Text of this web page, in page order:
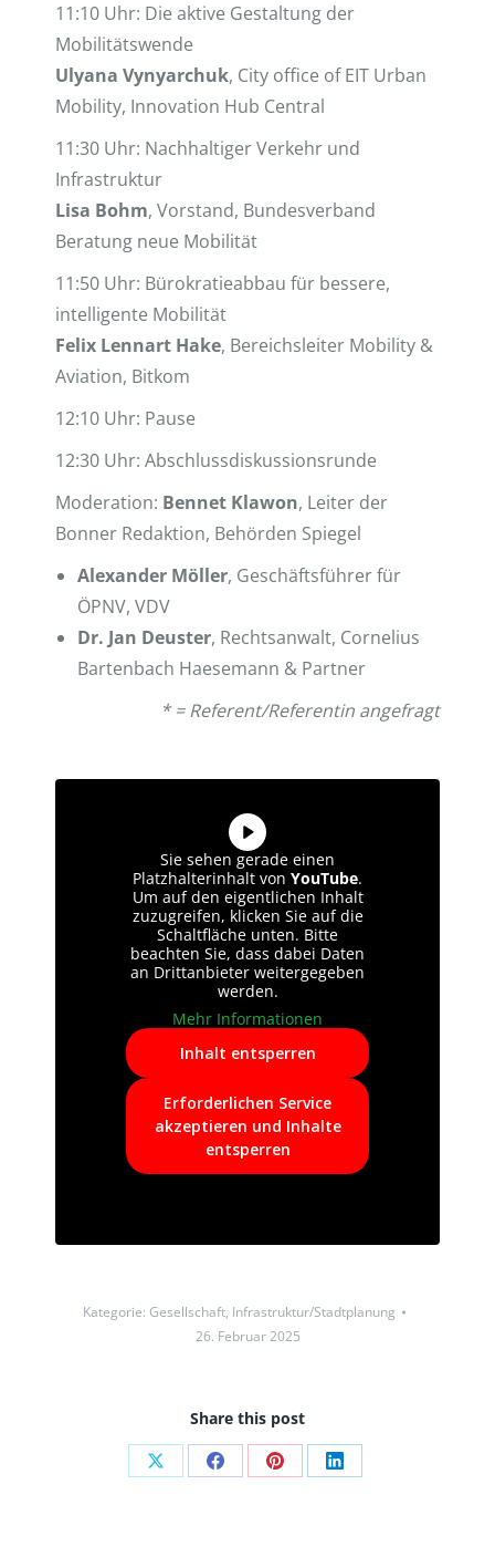
11:10 Uhr: Die aktive Gestaltung der
Mobilitätswende
Ulyana Vynyarchuk, City office of EIT Urban
Mobility, Innovation Hub Central
11:30 Uhr: Nachhaltiger Verkehr und
Infrastruktur
Lisa Bohm, Vorstand, Bundesverband
Beratung neue Mobilität
11:50 Uhr: Bürokratieabbau für bessere,
intelligente Mobilität
Felix Lennart Hake, Bereichsleiter Mobility &
Aviation, Bitkom
12:10 Uhr: Pause
12:30 Uhr: Abschlussdiskussionsrunde
Moderation: Bennet Klawon, Leiter der
Bonner Redaktion, Behörden Spiegel
Alexander Möller, Geschäftsführer für
ÖPNV, VDV
Dr. Jan Deuster, Rechtsanwalt, Cornelius
Bartenbach Haesemann & Partner
* = Referent/Referentin angefragt
Sie sehen gerade einen
Platzhalterinhalt von YouTube.
Um auf den eigentlichen Inhalt
zuzugreifen, klicken Sie auf die
Schaltfläche unten. Bitte
beachten Sie, dass dabei Daten
an Drittanbieter weitergegeben
werden.
Mehr Informationen
Inhalt entsperren
Erforderlichen Service
akzeptieren und Inhalte
entsperren
Kategorie: Gesellschaft, Infrastruktur/Stadtplanung
26. Februar 2025
Share this post
Auf
Auf
Auf
Auf